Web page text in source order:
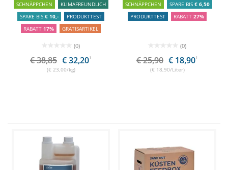
SCHNÄPPCHEN
KLIMAFREUNDLICH
SPARE BIS € 10,-
PRODUKTTEST
RABATT 17% GRATISARTIKEL
(0)
€ 38,85 € 32,201
(€ 23,00/kg)
SCHNÄPPCHEN SPARE BIS € 6,50
PRODUKTTEST
RABATT 27%
(0)
€ 25,90 € 18,901
(€ 18,90/Liter)